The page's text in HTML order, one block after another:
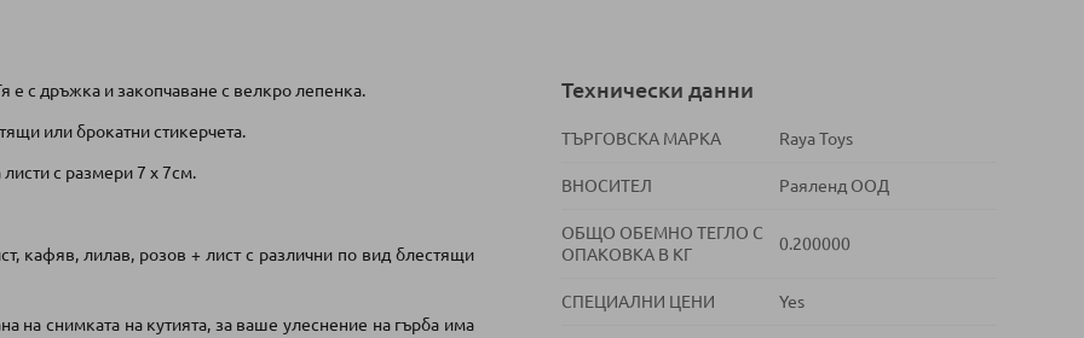
е с дръжка и закопчаване с велкро лепенка.
или брокатни стикерчета.
с размери 7 х 7см.
кафяв, лилав, розов + лист с различни по вид блестящи
на снимката на кутията, за ваше улеснение на гърба има
Технически данни
ТЪРГОВСКА МАРКА Raya Toys
ВНОСИТЕЛ Раяленд ООД
ОБЩО ОБЕМНО ТЕГЛО С
ОПАКОВКА В КГ
0.200000
СПЕЦИАЛНИ ЦЕНИ Yes